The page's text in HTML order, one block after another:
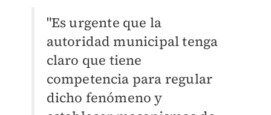
"Es urgente que la
autoridad municipal tenga
claro que tiene
competencia para regular
dicho fenómeno y